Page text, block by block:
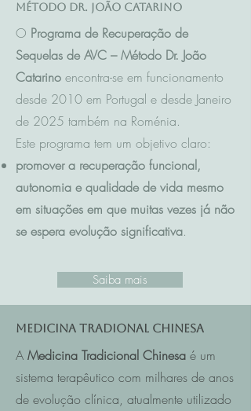
Método Dr. João Catarino
O Programa de Recuperação de
Sequelas de AVC – Método Dr. João
Catarino encontra-se em funcionamento
desde 2010 em Portugal e desde Janeiro
de 2025 também na Roménia.
Este programa tem um objetivo claro:
promover a recuperação funcional,
autonomia e qualidade de vida mesmo
em situações em que muitas vezes já não
se espera evolução significativa.
Saiba mais
Medicina Tradional Chinesa
A Medicina Tradicional Chinesa é um
sistema terapêutico com milhares de anos
de evolução clínica, atualmente utilizado